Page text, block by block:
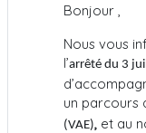
Bonjour ,
Nous vous
l’arrêté du 3
un parcours
(VAE), et au